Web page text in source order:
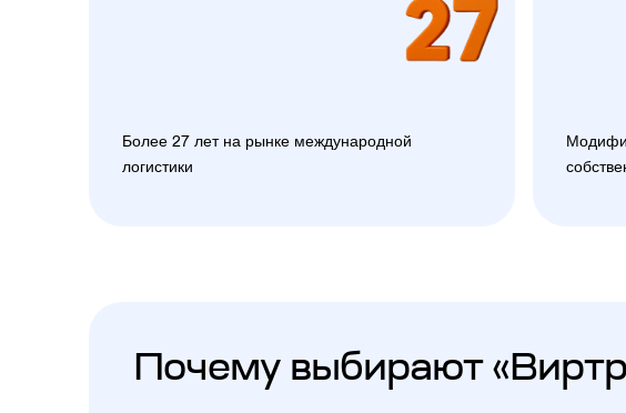
Более 27 лет на рынке международной
логистики
Почему выбирают